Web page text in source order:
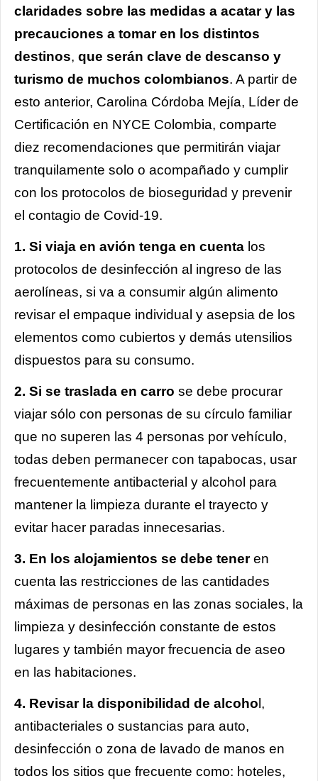
claridades sobre las medidas a acatar y las
precauciones a tomar en los distintos
destinos, que serán clave de descanso y
turismo de muchos colombianos. A partir de
esto anterior, Carolina Córdoba Mejía, Líder de
Certificación en NYCE Colombia, comparte
diez recomendaciones que permitirán viajar
tranquilamente solo o acompañado y cumplir
con los protocolos de bioseguridad y prevenir
el contagio de Covid-19.
1. Si viaja en avión tenga en cuenta los
protocolos de desinfección al ingreso de las
aerolíneas, si va a consumir algún alimento
revisar el empaque individual y asepsia de los
elementos como cubiertos y demás utensilios
dispuestos para su consumo.
2. Si se traslada en carro se debe procurar
viajar sólo con personas de su círculo familiar
que no superen las 4 personas por vehículo,
todas deben permanecer con tapabocas, usar
frecuentemente antibacterial y alcohol para
mantener la limpieza durante el trayecto y
evitar hacer paradas innecesarias.
3. En los alojamientos se debe teneren
cuenta las restricciones de las cantidades
máximas de personas en las zonas sociales, la
limpieza y desinfección constante de estos
lugares y también mayor frecuencia de aseo
en las habitaciones.
4. Revisar la disponibilidad de alcoho l,
antibacteriales o sustancias para auto,
desinfección o zona de lavado de manos en
todos los sitios que frecuente como: hoteles,